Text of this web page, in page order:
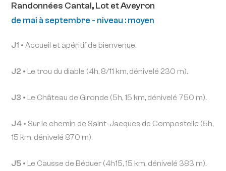
Randonnées Cantal, Lot et Aveyron
de mai à septembre - niveau : moyen
J1 • Accueil et apéritif de bienvenue.
J2 • Le trou du diable (4h, 8/11 km, dénivelé 230 m).
J3 • Le Château de Gironde (5h, 15 km, dénivelé 750 m).
J4 • Sur le chemin de Saint-Jacques de Compostelle (5h,
15 km, dénivelé 870 m).
J5 • Le Causse de Béduer (4h15, 15 km, dénivelé 383 m).